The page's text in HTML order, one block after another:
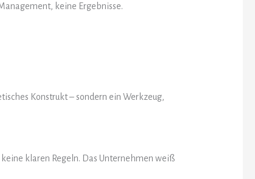
keine Ergebnisse.
Konstrukt – sondern ein Werkzeug,
klaren Regeln. Das Unternehmen weiß